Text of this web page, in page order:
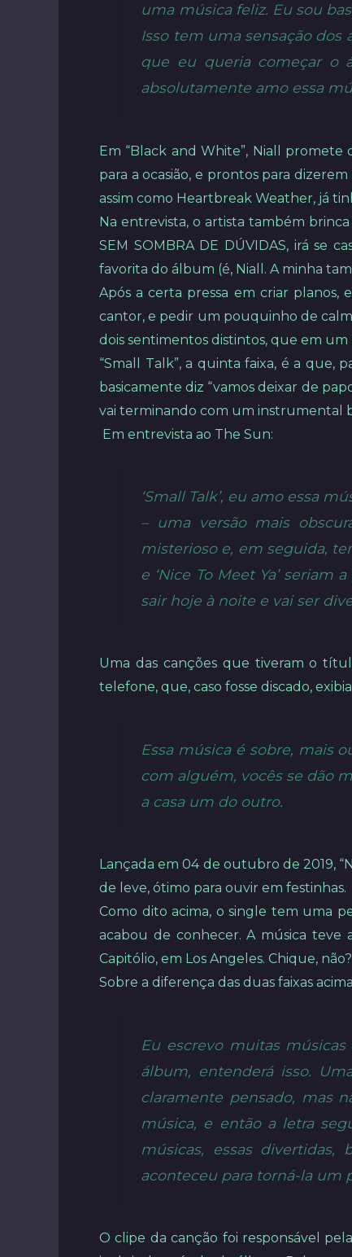
uma música feliz. Eu sou
Isso tem uma sensação dos
que eu queria começar o
absolutamente amo essa
Em “Black and White”, Niall promete
para a ocasião, e prontos para
assim como Heartbreak Weather, já
Na entrevista, o artista também
SEM SOMBRA DE DÚVIDAS, irá se
favorita do álbum (é, Niall. A minha
Após a certa pressa em criar planos,
cantor, e pedir um pouquinho de
dois sentimentos distintos, que em
“Small Talk”, a quinta faixa, é a que,
basicamente diz “vamos deixar de
vai terminando com um instrumental
Em entrevista ao The Sun:
‘Small Talk’, eu amo essa
– uma versão mais
misterioso e, em seguida,
e ‘Nice To Meet Ya’
sair hoje à noite e vai ser
Uma das canções que tiveram o
telefone, que, caso fosse discado,
Essa música é sobre, mais
com alguém, vocês se dão
a casa um do outro.
Lançada em 04 de outubro de 2019,
de leve, ótimo para ouvir em festinhas.
Como dito acima, o single tem uma
acabou de conhecer. A música teve
Capitólio, em Los Angeles. Chique, não?
Sobre a diferença das duas faixas
Eu escrevo muitas
álbum, entenderá isso.
claramente pensado, mas
música, e então a letra
músicas, essas
aconteceu para torná-la um
O clipe da canção foi responsável